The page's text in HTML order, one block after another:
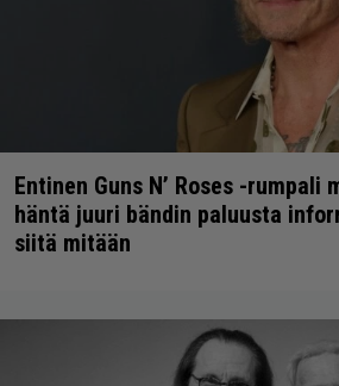
Entinen Guns N’ Roses -rumpali
häntä juuri bändin paluusta
siitä mitään